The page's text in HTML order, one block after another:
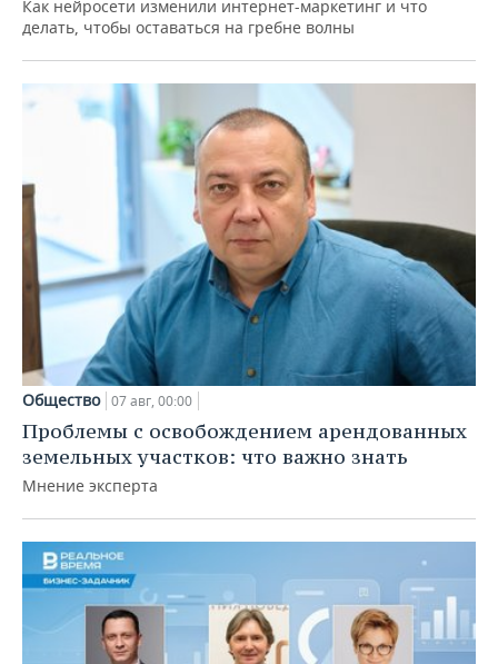
Как нейросети изменили интернет-маркетинг и что
делать, чтобы оставаться на гребне волны
Общество 07 авг, 00:00
Проблемы с освобождением арендованных
земельных участков: что важно знать
Мнение эксперта